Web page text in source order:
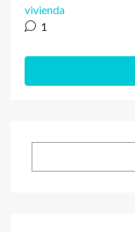
vivienda
1